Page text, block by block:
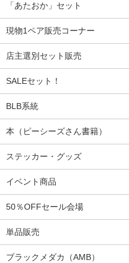
「あたおか」セット
現物1ペア販売コーナー
店主選別セット販売
SALEセット！
BLB系統
本（ピーシーズさん書籍）
ステッカー・グッズ
イベント商品
50％OFFセール会場
単品販売
ブラックメダカ（AMB）